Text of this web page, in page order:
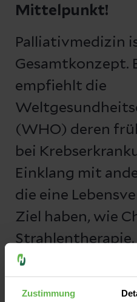
Zustimmung
Mittelpunkt!
Palliativmedizin
Gesamtkonzept.
empfiehlt die
(WHO) deren
bei
Einklang mit
die eine
Ziel haben, wie
daher ein